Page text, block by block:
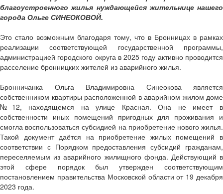
благоустроенного жилья нуждающейся жительнице нашего
города Ольге СИНЕОКОВОЙ.
Это стало возможным благодаря тому, что в Бронницах в рамках
реализации соответствующей государственной программы,
администрацией городского округа в 2025 году активно проводится
расселение бронницких жителей из аварийного жилья.
Бронничанка Ольга Владимировна Синеокова является
собственником квартиры расположенной в аварийном жилом доме
№12, находящемся на улице Красная. Она не имеет в
собственности иных помещений пригодных для проживания и
смогла воспользоваться субсидией на приобретение нового жилья.
Такой документ даётся на приобретение жилых помещений в
соответствии с Порядком предоставления субсидий гражданам,
переселяемым из аварийного жилищного фонда. Действующий в
этой сфере порядок был утвержден соответствующим
постановлением правительства Московской области от 19 декабря
2023 года.